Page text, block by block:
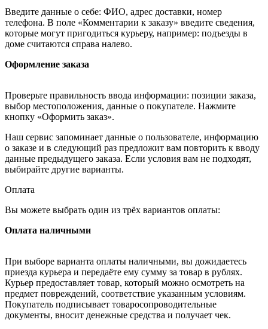
Введите данные о себе: ФИО, адрес доставки, номер
телефона. В поле «Комментарии к заказу» введите сведения,
которые могут пригодиться курьеру, например: подъезды в
доме считаются справа налево.
Оформление заказа
Проверьте правильность ввода информации: позиции заказа,
выбор местоположения, данные о покупателе. Нажмите
кнопку «Оформить заказ».
Наш сервис запоминает данные о пользователе, информацию
о заказе и в следующий раз предложит вам повторить к вводу
данные предыдущего заказа. Если условия вам не подходят,
выбирайте другие варианты.
Оплата
Вы можете выбрать один из трёх вариантов оплаты:
Оплата наличными
При выборе варианта оплаты наличными, вы дожидаетесь
приезда курьера и передаёте ему сумму за товар в рублях.
Курьер предоставляет товар, который можно осмотреть на
предмет повреждений, соответствие указанным условиям.
Покупатель подписывает товаросопроводительные
документы, вносит денежные средства и получает чек.